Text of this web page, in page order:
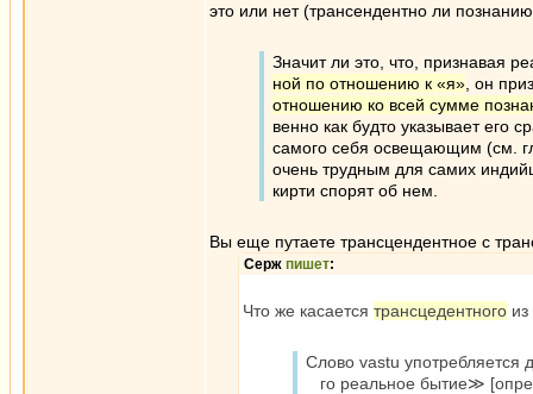
это или нет (трансендентно ли
Значит ли это, что, признавая
ной по отношению к «я» , он
отношению ко всей сумме
венно как будто указывает его
самого себя освещающим (см.
очень трудным для самих
кирти спорят об нем.
Вы еще путаете трансцендентное с
Серж пишет:
Что же касается трансцедентного
Слово vastu
го реальное бытие≫